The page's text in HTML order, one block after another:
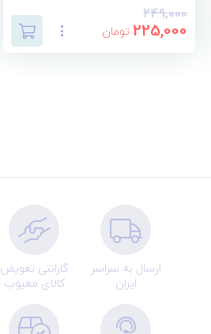
249,000
225,000 تومان
ارسال به سراسر
ایران
گارانتی تعویض
کالای معیوب